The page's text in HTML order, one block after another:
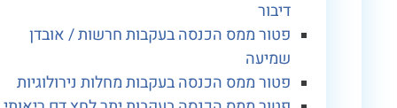
פטור ממס הכנסה בעקבות חרשות / אובדן
פטור ממס הכנסה בעקבות מחלות נירולוגיות